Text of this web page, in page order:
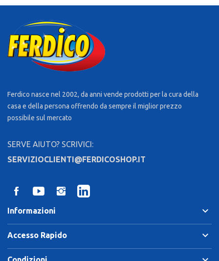
Ferdico nasce nel 2002, da anni vende prodotti per la cura della
casa e della persona offrendo da sempre il miglior prezzo
possibile sul mercato
SERVE AIUTO? SCRIVICI:
SERVIZIOCLIENTI@FERDICOSHOP.IT
Informazioni keyboard_arrow_down
Accesso Rapido keyboard_arrow_down